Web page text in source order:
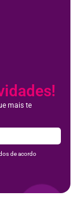
mais te
de acordo